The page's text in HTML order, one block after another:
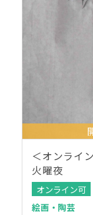
＜オンライ
火曜夜
オンライン可
絵画・陶芸